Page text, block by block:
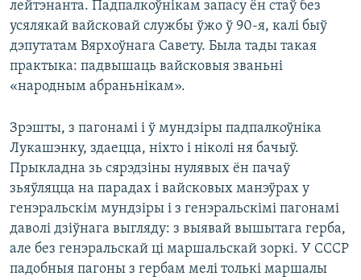
лейтэнанта. Падпалкоўнікам запасу ён стаў без
усялякай вайсковай службы ўжо ў 90-я, калі быў
дэпутатам Вярхоўнага Савету. Была тады такая
практыка: падвышаць вайсковыя званьні
«народным абраньнікам».
Зрэшты, з пагонамі і ў мундзіры падпалкоўніка
Лукашэнку, здаецца, ніхто і ніколі ня бачыў.
Прыкладна зь сярэдзіны нулявых ён пачаў
зьяўляцца на парадах і вайсковых манэўрах у
генэральскім мундзіры і з генэральскімі пагонамі
даволі дзіўнага выгляду: з выявай вышытага герба,
але без генэральскай ці маршальскай зоркі. У СССР
падобныя пагоны з гербам мелі толькі маршалы